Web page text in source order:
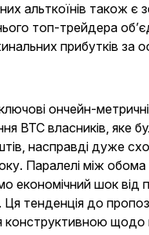
альткоїнів також
топ-трейдера
прибутків за
ончейн-
BTC власників, яке
насправді дуже
Паралелі між
економічний шок від
тенденція до
конструктивною щодо